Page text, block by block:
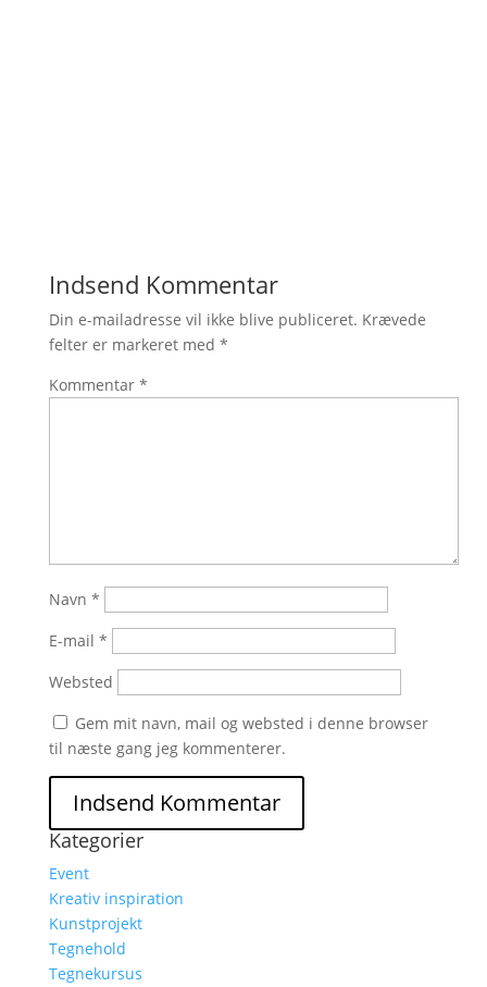
Indsend Kommentar
Din e-mailadresse vil ikke blive publiceret. Krævede
felter er markeret med *
Kommentar *
Navn *
E-mail *
Websted
Gem mit navn, mail og websted i denne browser
til næste gang jeg kommenterer.
Kategorier
Event
Kreativ inspiration
Kunstprojekt
Tegnehold
Tegnekursus